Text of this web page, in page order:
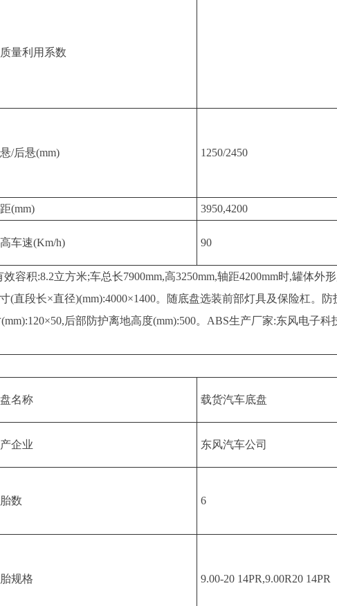
量利用系数
/后悬(mm) 1250/2450
(mm)
3950,4200
车速(Km/h) 90
积:8.2立方米;车总长7900mm,高3250mm,轴距4200mm时,罐体外
(直段长×直径)(mm):4000×1400。随底盘选装前部灯具及保险杠。
后部防护离地高度(mm):500。ABS生产厂家:东风电子
名称 载货汽车底盘
企业 东风汽车公司
数 6
规格 9.00-20 14PR,9.00R20 14PR